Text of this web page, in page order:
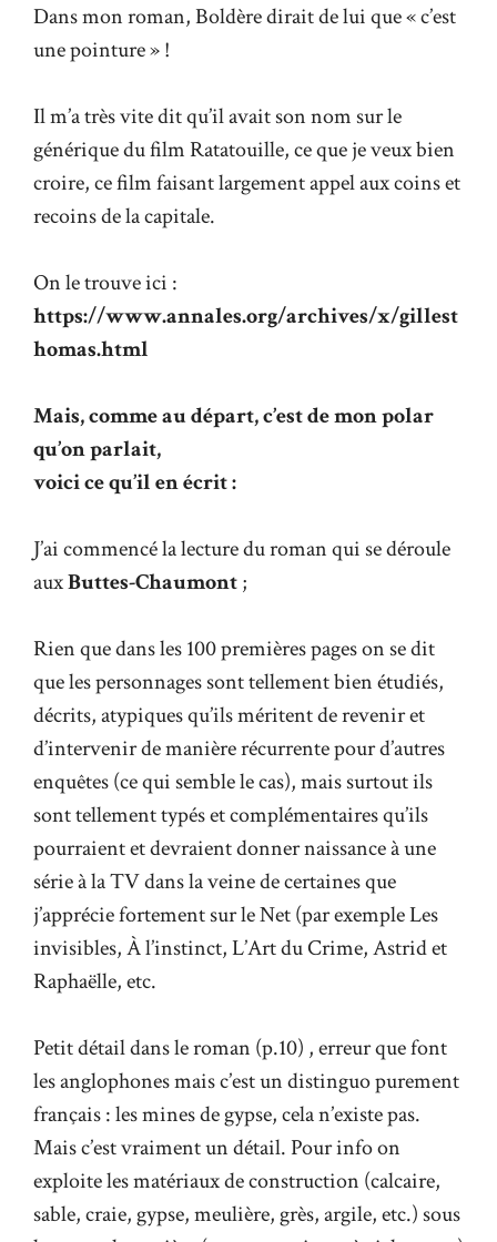
Dans mon roman, Boldère dirait de lui que « c’est
une pointure » !
Il m’a très vite dit qu’il avait son nom sur le
générique du film Ratatouille, ce que je veux bien
croire, ce film faisant largement appel aux coins et
recoins de la capitale.
On le trouve ici :
https://www.annales.org/archives/x/gillest
homas.html
Mais, comme au départ, c’est de mon polar
qu’on parlait,
voici ce qu’il en écrit :
J’ai commencé la lecture du roman qui se déroule
auxButtes-Chaumont;
Rien que dans les 100 premières pages on se dit
que les personnages sont tellement bien étudiés,
décrits, atypiques qu’ils méritent de revenir et
d’intervenir de manière récurrente pour d’autres
enquêtes (ce qui semble le cas), mais surtout ils
sont tellement typés et complémentaires qu’ils
pourraient et devraient donner naissance à une
série à la TV dans la veine de certaines que
j’apprécie fortement sur le Net (par exemple Les
invisibles, À l’instinct, L’Art du Crime, Astrid et
Raphaëlle, etc.
Petit détail dans le roman (p.10) , erreur que font
les anglophones mais c’est un distinguo purement
français : les mines de gypse, cela n’existe pas.
Mais c’est vraiment un détail. Pour info on
exploite les matériaux de construction (calcaire,
sable, craie, gypse, meulière, grès, argile, etc.) sous